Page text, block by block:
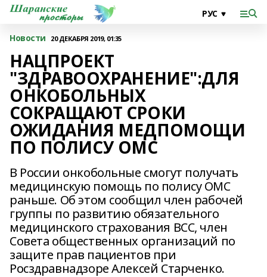
Новости 20 ДЕКАБРЯ 2019, 01:35
НАЦПРОЕКТ
"ЗДРАВООХРАНЕНИЕ":ДЛЯ
ОНКОБОЛЬНЫХ
СОКРАЩАЮТ СРОКИ
ОЖИДАНИЯ МЕДПОМОЩИ
ПО ПОЛИСУ ОМС
В России онкобольные смогут получать
медицинскую помощь по полису ОМС
раньше. Об этом сообщил член рабочей
группы по развитию обязательного
медицинского страхования ВСС, член
Совета общественных организаций по
защите прав пациентов при
Росздравнадзоре Алексей Старченко.